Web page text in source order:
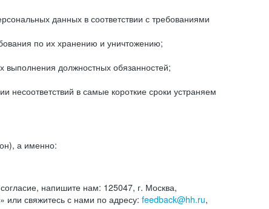
данных в соответствии с требованиями
по их хранению и уничтожению;
выполнения должностных обязанностей;
в самые короткие сроки устраняем
а именно:
напишите нам: 125047, г. Москва,
или свяжитесь с нами по адресу: feedback@hh.ru,